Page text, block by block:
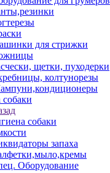
для стрижки
щетки, пуходерки
колтунорезы
собаки
собаки
запаха
Оборудование